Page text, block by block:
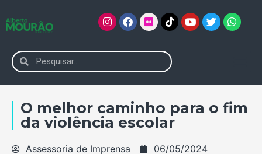
O melhor caminho para o fim
da violência escolar
Assessoria de Imprensa 06/05/2024